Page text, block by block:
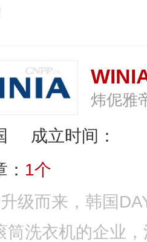
成立时间：
1个
级而来，韩国
筒洗衣机的企业